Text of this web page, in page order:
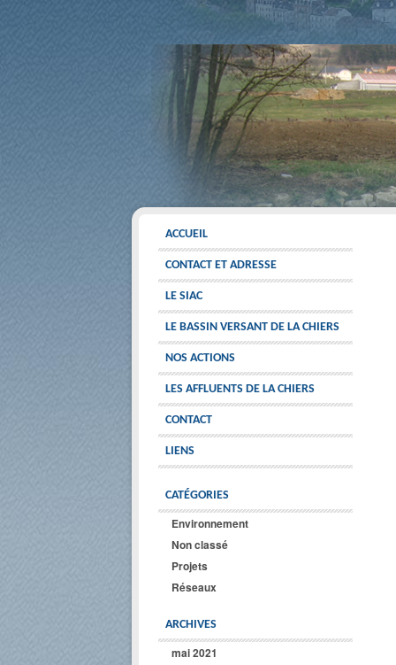
ACCUEIL
CONTACT ET ADRESSE
LE SIAC
LE BASSIN VERSANT DE LA CHIERS
NOS ACTIONS
LES AFFLUENTS DE LA CHIERS
CONTACT
LIENS
CATÉGORIES
Environnement
Non classé
Projets
Réseaux
ARCHIVES
mai 2021